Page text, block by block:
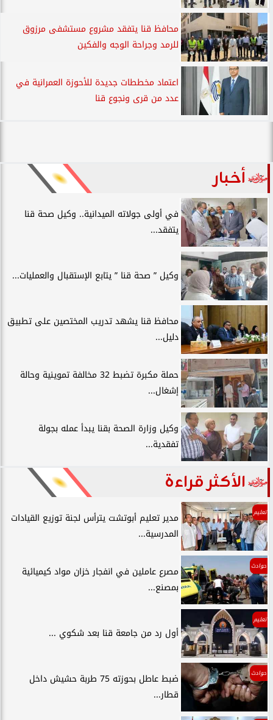
محافظ قنا يتفقد مشروع مستشفى مرزوق
للرمد وجراحة الوجه والفكين
اعتماد مخططات جديدة للأحوزة العمرانية في
عدد من قرى ونجوع قنا
أخبار
في أولى جولاته الميدانية.. وكيل صحة قنا
يتفقد...
وكيل ” صحة قنا ” يتابع الإستقبال والعمليات...
محافظ قنا يشهد تدريب المختصين على تطبيق
دليل...
حملة مكبرة تضبط 32 مخالفة تموينية وحالة
إشغال...
وكيل وزارة الصحة بقنا يبدأ عمله بجولة
تفقدية...
الأكثر قراءة
تعليم
مدير تعليم أبوتشت يترأس لجنة توزيع القيادات
المدرسية...
حوادث
مصرع عاملين في انفجار خزان مواد كيميائية
بمصنع...
تعليم
أول رد من جامعة قنا بعد شكوي ...
حوادث
ضبط عاطل بحوزته 75 طربة حشيش داخل
قطار...